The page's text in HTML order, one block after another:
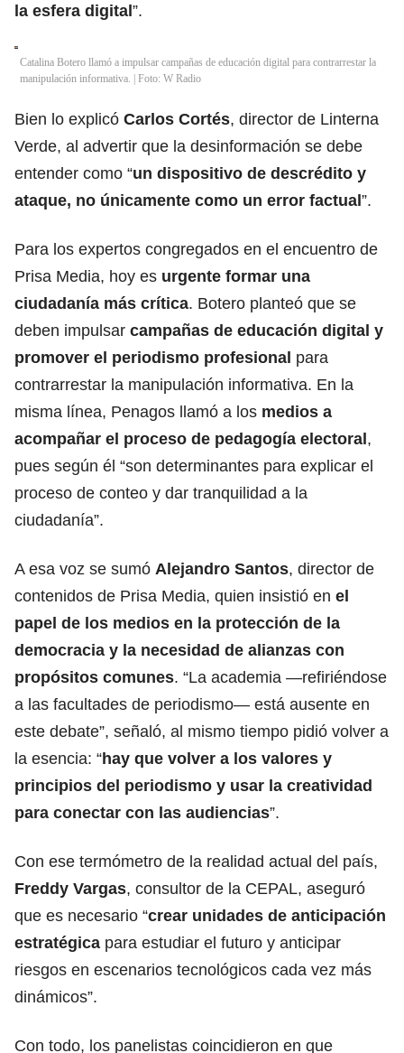
la esfera digital”.
Catalina Botero llamó a impulsar campañas de educación digital para contrarrestar la
manipulación informativa. | Foto: W Radio
Bien lo explicó Carlos Cortés, director de Linterna
Verde, al advertir que la desinformación se debe
entender como “un dispositivo de descrédito y
ataque, no únicamente como un error factual”.
Para los expertos congregados en el encuentro de
Prisa Media, hoy es urgente formar una
ciudadanía más crítica. Botero planteó que se
deben impulsar campañas de educación digital y
promover el periodismo profesional para
contrarrestar la manipulación informativa. En la
misma línea, Penagos llamó a los medios a
acompañar el proceso de pedagogía electoral,
pues según él “son determinantes para explicar el
proceso de conteo y dar tranquilidad a la
ciudadanía”.
A esa voz se sumó Alejandro Santos, director de
contenidos de Prisa Media, quien insistió en el
papel de los medios en la protección de la
democracia y la necesidad de alianzas con
propósitos comunes. “La academia —refiriéndose
a las facultades de periodismo— está ausente en
este debate”, señaló, al mismo tiempo pidió volver a
la esencia: “hay que volver a los valores y
principios del periodismo y usar la creatividad
para conectar con las audiencias”.
Con ese termómetro de la realidad actual del país,
Freddy Vargas, consultor de la CEPAL, aseguró
que es necesario “crear unidades de anticipación
estratégica para estudiar el futuro y anticipar
riesgos en escenarios tecnológicos cada vez más
dinámicos”.
Con todo, los panelistas coincidieron en que